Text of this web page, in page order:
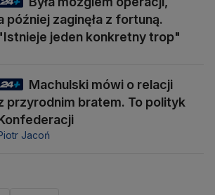
później zaginęła z fortuną.
jeden konkretny trop"
Machulski mówi o relacji
przyrodnim bratem. To polityk
Jacoń